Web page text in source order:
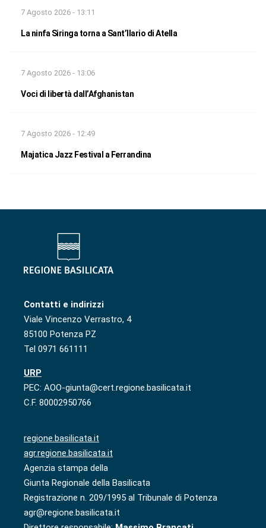
7 Agosto 2026 - 13:11
La ninfa Siringa torna a Sant’Ilario di Atella
7 Agosto 2026 - 13:06
Voci di libertà dall’Afghanistan
7 Agosto 2026 - 12:49
Majatica Jazz Festival a Ferrandina
Contatti e indirizzi
Viale Vincenzo Verrastro, 4
85100 Potenza PZ
Tel 0971 661111
URP
PEC: AOO-giunta@cert.regione.basilicata.it
C.F. 80002950766
regione.basilicata.it
agr.regione.basilicata.it
Agenzia stampa della
Giunta Regionale della Basilicata
Registrazione n. 209/1995 al Tribunale di Potenza
agr@regione.basilicata.it